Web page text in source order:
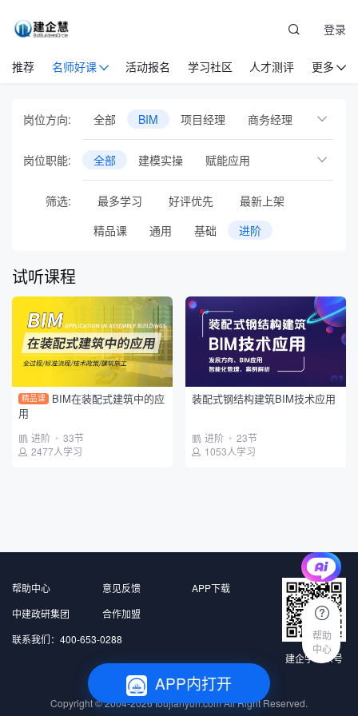
推荐 名师好课 活动报名 学习社区 人才测评 更多
登录
岗位方向: 全部 BIM 项目经理
商务经理
EPC项目管理
国际工程管理
工程项目基础岗位
人力资源管理
企业管理
市场营销
建筑业财税
职业/执业资格
行业会议
音频课
专题直播
在线训练营
智库方法论
AI人工智能
试验员 投融资
测量员
政府平台
建设单位 项目班组
岗位职能: 全部 建模实操 赋能应用
筛选: 最多学习 好评优先
最新上架
精品课
通用 基础 进阶
试听课程
精品课 BIM在装配式建筑中的应
用
进阶 • 33节
2477人学习
装配式钢结构建筑BIM技术应用
进阶 • 23节
1053人学习
APP内打开
帮助中心 意见反馈
APP下载
中建政研集团
合作加盟
联系我们：400-653-0288
建企学公众号
北京中建政研信息科技有限公司 版权所有
Copyright © 2004-2026toujianyun.comAll Right Reserved.
帮助
中心